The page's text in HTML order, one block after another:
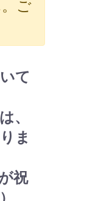
ご
て
、
ま
祝